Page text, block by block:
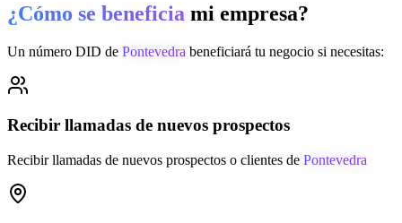
¿Cómo se beneficia mi empresa?
Un número DID de Pontevedra beneficiará tu negocio si necesitas:
Recibir llamadas de nuevos prospectos
Recibir llamadas de nuevos prospectos o clientes de Pontevedra